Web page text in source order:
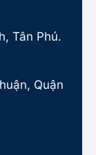
Tân Phú.
Quận